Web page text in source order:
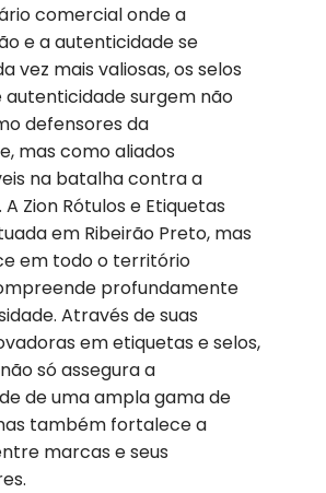
comercial onde a
e a autenticidade se
vez mais valiosas, os selos
autenticidade surgem não
defensores da
mas como aliados
na batalha contra a
Zion Rótulos e Etiquetas
em Ribeirão Preto, mas
em todo o território
profundamente
Através de suas
em etiquetas e selos,
só assegura a
de uma ampla gama de
também fortalece a
marcas e seus